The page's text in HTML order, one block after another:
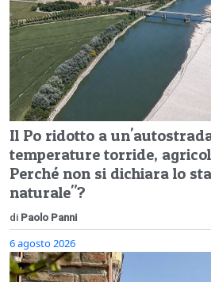
Il Po ridotto a
temperature torride,
Perché non si dichiara lo
naturale"?
di Paolo Panni
6 agosto 2026